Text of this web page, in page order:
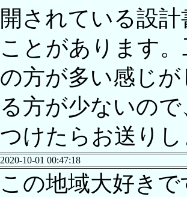
開されている設
ことがあります
の方が多い感じ
る方が少ないの
つけたらお送り
2020-10-01 00:47:18
この地域大好き